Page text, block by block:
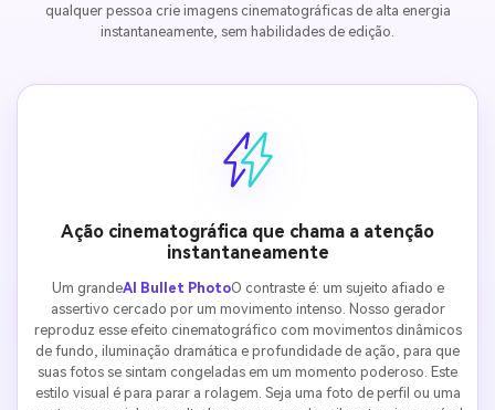
qualquer pessoa crie imagens cinematográficas de alta energia
instantaneamente, sem habilidades de edição.
Ação cinematográfica que chama a atenção
instantaneamente
Um grandeAI Bullet PhotoO contraste é: um sujeito afiado e
assertivo cercado por um movimento intenso. Nosso gerador
reproduz esse efeito cinematográfico com movimentos dinâmicos
de fundo, iluminação dramática e profundidade de ação, para que
suas fotos se sintam congeladas em um momento poderoso. Este
estilo visual é para parar a rolagem. Seja uma foto de perfil ou uma